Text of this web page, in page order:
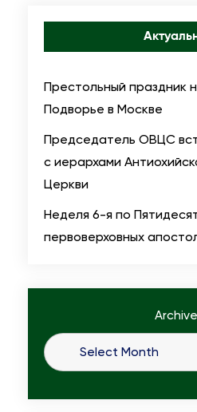
Престольный праздник
Подворье в Москве
Председатель ОВЦС
с иерархами
Церкви
Неделя 6-я по
первоверховных